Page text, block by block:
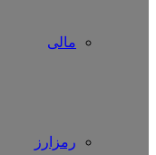
مالی
رمزارز